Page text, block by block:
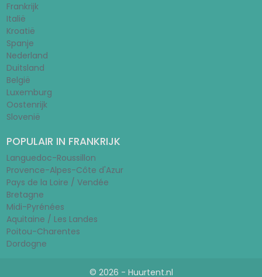
Frankrijk
Italië
Kroatië
Spanje
Nederland
Duitsland
België
Luxemburg
Oostenrijk
Slovenië
POPULAIR IN FRANKRIJK
Languedoc-Roussillon
Provence-Alpes-Côte d'Azur
Pays de la Loire / Vendée
Bretagne
Midi-Pyrénées
Aquitaine / Les Landes
Poitou-Charentes
Dordogne
© 2026 - Huurtent.nl